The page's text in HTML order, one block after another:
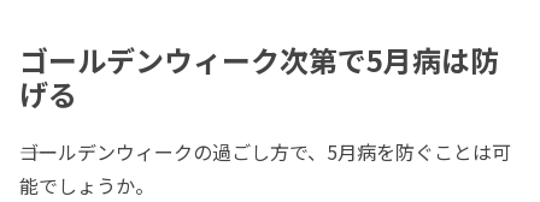
ゴールデンウィーク次第で5月病は防
げる
――ゴールデンウィークの過ごし方で、5月病を防ぐことは可
能でしょうか。